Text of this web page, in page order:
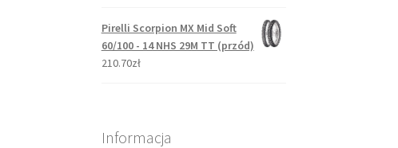
Pirelli Scorpion MX Mid Soft
60/100 - 14 NHS 29M TT (przód)
210.70zł
Informacja